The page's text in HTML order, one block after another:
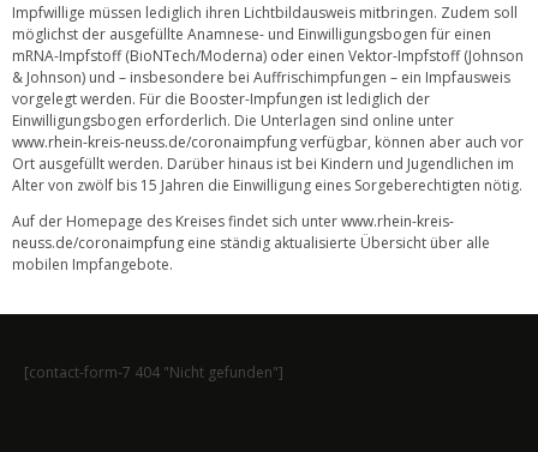
Impfwillige müssen lediglich ihren Lichtbildausweis mitbringen. Zudem soll
möglichst der ausgefüllte Anamnese- und Einwilligungsbogen für einen
mRNA-Impfstoff (BioNTech/Moderna) oder einen Vektor-Impfstoff (Johnson
& Johnson) und – insbesondere bei Auffrischimpfungen – ein Impfausweis
vorgelegt werden. Für die Booster-Impfungen ist lediglich der
Einwilligungsbogen erforderlich. Die Unterlagen sind online unter
www.rhein-kreis-neuss.de/coronaimpfungverfügbar, können aber auch vor
Ort ausgefüllt werden. Darüber hinaus ist bei Kindern und Jugendlichen im
Alter von zwölf bis 15 Jahren die Einwilligung eines Sorgeberechtigten nötig.
Auf der Homepage des Kreises findet sich unterwww.rhein-kreis-
neuss.de/coronaimpfung eine ständig aktualisierte Übersicht über alle
mobilen Impfangebote.
[contact-form-7 404 "Nicht gefunden"]